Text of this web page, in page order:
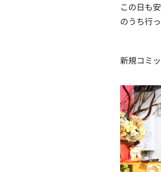
この日も
のうち行
新規コミ